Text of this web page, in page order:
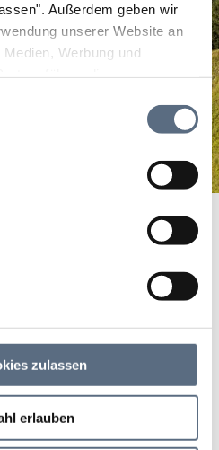
Außerdem geben wir
unserer Website an
Werbung und
haben oder die
der Dienste gesammelt
zulassen
erlauben